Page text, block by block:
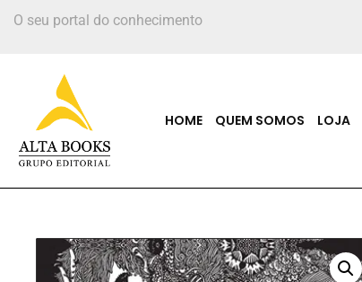
O seu portal do conhecimento
HOME QUEM SOMOS LOJA